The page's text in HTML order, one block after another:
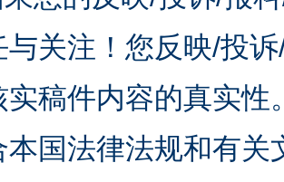
与关注！您反映/投
实稿件内容的真实
本国法律法规和有关